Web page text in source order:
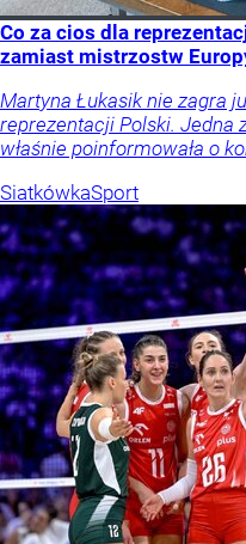
Co za cios dla
zamiast mistrzostw
Martyna Łukasik nie zagra
reprezentacji Polski. Jedna
właśnie poinformowała o
SiatkówkaSport